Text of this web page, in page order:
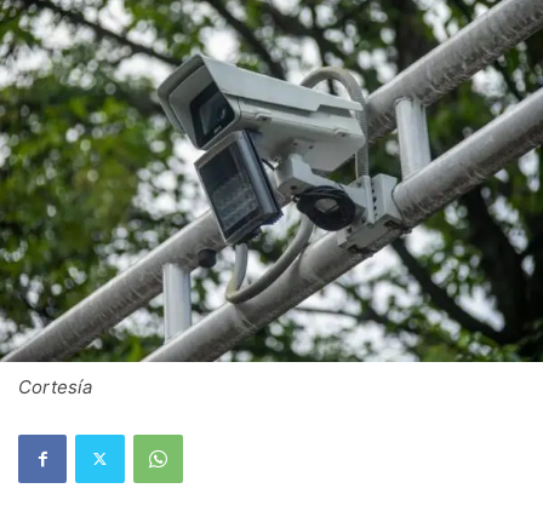
Cortesía